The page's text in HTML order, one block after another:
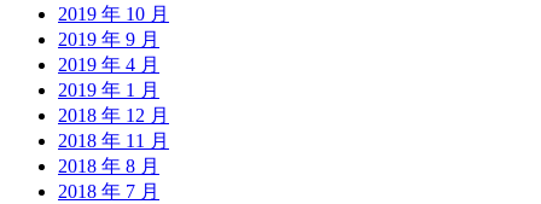
2019 年 10 月
2019 年 9 月
2019 年 4 月
2019 年 1 月
2018 年 12 月
2018 年 11 月
2018 年 8 月
2018 年 7 月